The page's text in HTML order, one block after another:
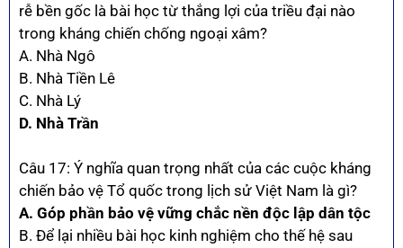
rễ bền gốc là bài học từ thắng lợi của triều đại nào
trong kháng chiến chống ngoại xâm?
A. Nhà Ngô
B. Nhà Tiền Lê
C. Nhà Lý
D. Nhà Trần
Câu 17: Ý nghĩa quan trọng nhất của các cuộc kháng
chiến bảo vệ Tổ quốc trong lịch sử Việt Nam là gì?
A. Góp phần bảo vệ vững chắc nền độc lập dân tộc
B. Để lại nhiều bài học kinh nghiệm cho thế hệ sau